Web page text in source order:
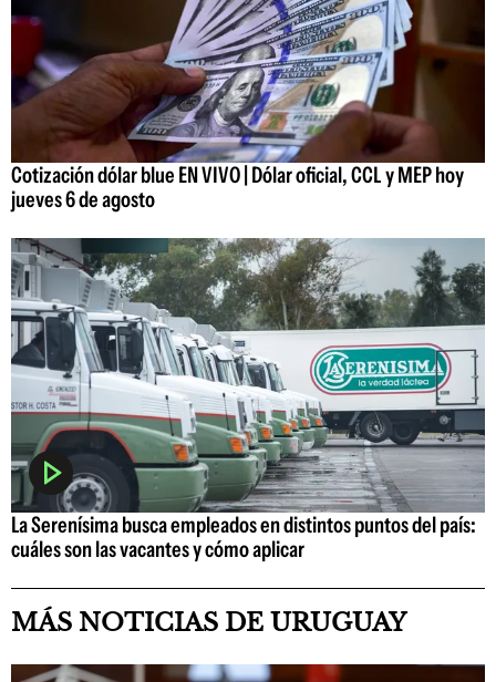
Cotización dólar blue EN VIVO | Dólar oficial, CCL y MEP hoy
jueves 6 de agosto
La Serenísima busca empleados en distintos puntos del país:
cuáles son las vacantes y cómo aplicar
MÁS NOTICIAS DE URUGUAY